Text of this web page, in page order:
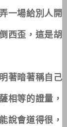
一場給別人開
西歪，這是胡
著暗著稱自己
相等的證量，
說會道得很，